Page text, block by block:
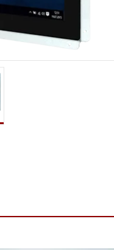
級強固型手持行動電腦